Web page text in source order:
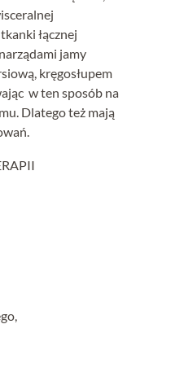
łącznej
jamy
kręgosłupem
w ten sposób na
Dlatego też mają